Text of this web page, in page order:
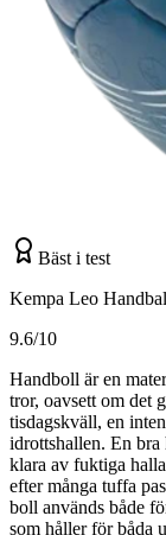
Bäst i test
Kempa Leo
9.6/10
Handboll är en
tror, oavsett om det
tisdagskväll, en
idrottshallen. En
klara av fuktiga
efter många tuffa
boll används både
som håller för båda